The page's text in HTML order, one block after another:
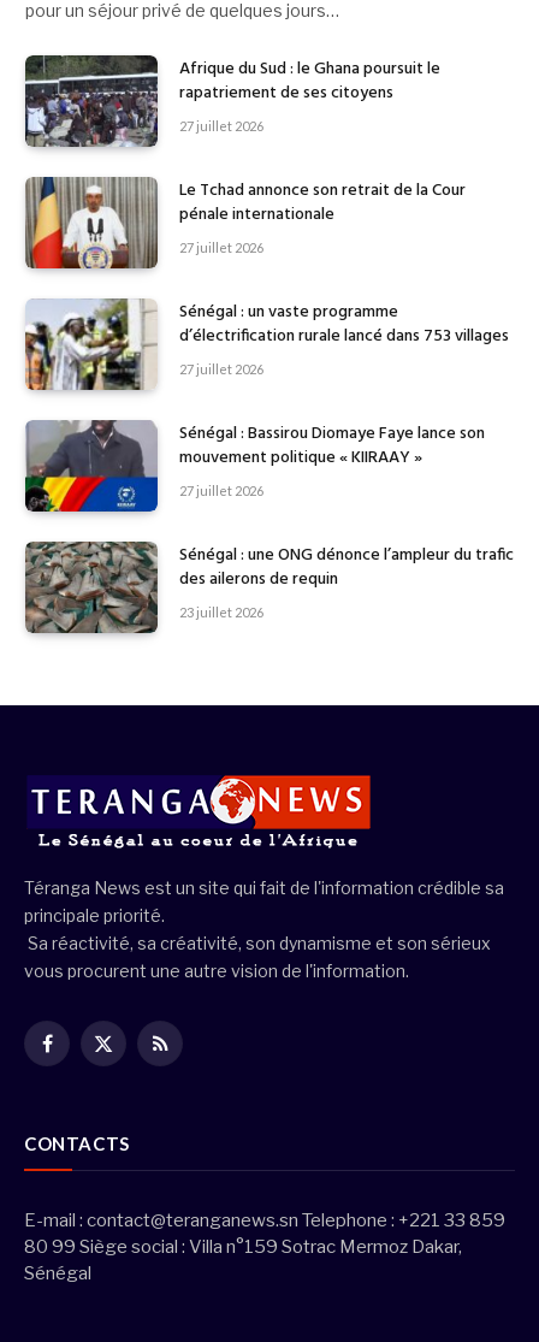
pour un séjour privé de quelques jours…
Afrique du Sud : le Ghana poursuit le
rapatriement de ses citoyens
27 juillet 2026
Le Tchad annonce son retrait de la Cour
pénale internationale
27 juillet 2026
Sénégal : un vaste programme
d’électrification rurale lancé dans 753 villages
27 juillet 2026
Sénégal : Bassirou Diomaye Faye lance son
mouvement politique « KIIRAAY »
27 juillet 2026
Sénégal : une ONG dénonce l’ampleur du trafic
des ailerons de requin
23 juillet 2026
Téranga News est un site qui fait de l'information crédible sa
principale priorité.
Sa réactivité, sa créativité, son dynamisme et son sérieux
vous procurent une autre vision de l'information.
Facebook
X
RSS
CONTACTS
E-mail : contact@teranganews.sn Telephone : +221 33 859
80 99 Siège social : Villa n°159 Sotrac Mermoz Dakar,
Sénégal